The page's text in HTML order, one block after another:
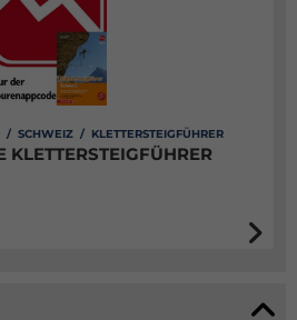
/ SCHWEIZ / KLETTERSTEIGFÜHRER
KLETTERSTEIGFÜHRER